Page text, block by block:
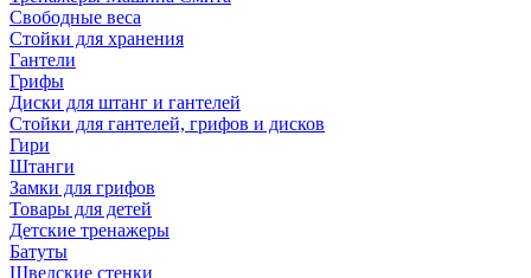
Свободные веса
Стойки для хранения
Гантели
Грифы
Диски для штанг и гантелей
Стойки для гантелей, грифов и дисков
Гири
Штанги
Замки для грифов
Товары для детей
Детские тренажеры
Батуты
Шведские стенки